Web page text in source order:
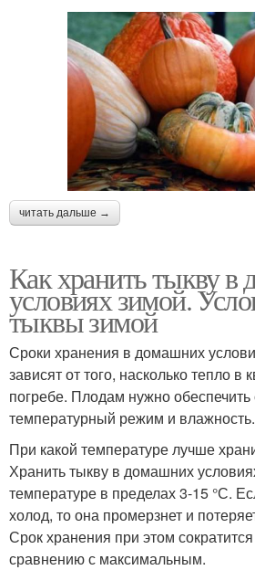
читать дальше →
Как хранить тыкву в
условиях зимой.
тыквы зимой
Сроки хранения в домашних
зависят от того, насколько тепло в
погребе. Плодам нужно
температурный режим и влажность.
При какой температуре лучше
Хранить тыкву в домашних
температуре в пределах 3-15 °С.
холод, то она промерзнет и
Срок хранения при этом
сравнению с максимальным.